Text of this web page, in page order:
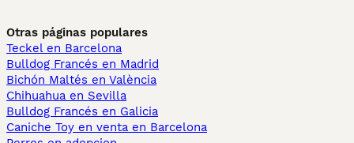
Otras páginas populares
Teckel en Barcelona
Bulldog Francés en Madrid
Bichón Maltés en València
Chihuahua en Sevilla
Bulldog Francés en Galicia
Caniche Toy en venta en Barcelona